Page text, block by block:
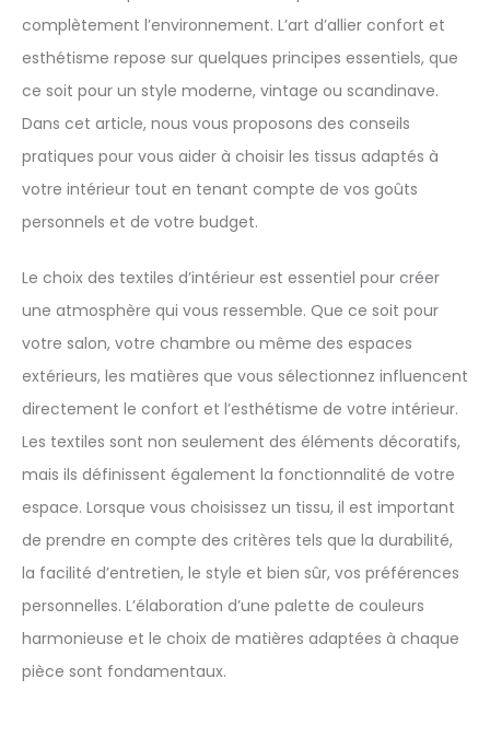
complètement l’environnement. L’art d’allier confort et
esthétisme repose sur quelques principes essentiels, que
ce soit pour un style moderne, vintage ou scandinave.
Dans cet article, nous vous proposons des conseils
pratiques pour vous aider à choisir les tissus adaptés à
votre intérieur tout en tenant compte de vos goûts
personnels et de votre budget.
Le choix des textiles d’intérieur est essentiel pour créer
une atmosphère qui vous ressemble. Que ce soit pour
votre salon, votre chambre ou même des espaces
extérieurs, les matières que vous sélectionnez influencent
directement le confort et l’esthétisme de votre intérieur.
Les textiles sont non seulement des éléments décoratifs,
mais ils définissent également la fonctionnalité de votre
espace. Lorsque vous choisissez un tissu, il est important
de prendre en compte des critères tels que la durabilité,
la facilité d’entretien, le style et bien sûr, vos préférences
personnelles. L’élaboration d’une palette de couleurs
harmonieuse et le choix de matières adaptées à chaque
pièce sont fondamentaux.